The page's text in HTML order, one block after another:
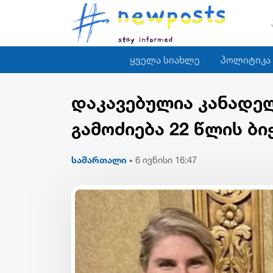
ყველა სიახლე პოლიტიკა
დაკავებულია
გამოძიება 22 წლის
სამართალი • 6 ივნისი 16:47